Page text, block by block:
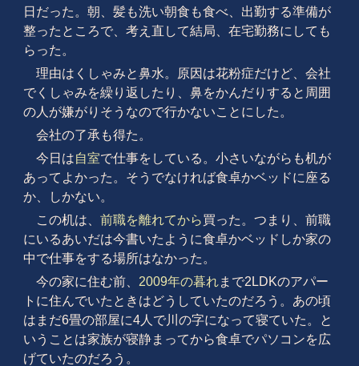
日だった。朝、髪も洗い朝食も食べ、出勤する準備が
整ったところで、考え直して結局、在宅勤務にしても
らった。
理由はくしゃみと鼻水。原因は花粉症だけど、会社
でくしゃみを繰り返したり、鼻をかんだりすると周囲
の人が嫌がりそうなので行かないことにした。
会社の了承も得た。
今日は自室で仕事をしている。小さいながらも机が
あってよかった。そうでなければ食卓かベッドに座る
か、しかない。
この机は、 前職を離れてから買った。つまり、前職
にいるあいだは今書いたように食卓かベッドしか家の
中で仕事をする場所はなかった。
今の家に住む前、 2009年の暮れまで2LDKのアパー
トに住んでいたときはどうしていたのだろう。あの頃
はまだ6畳の部屋に4人で川の字になって寝ていた。と
いうことは家族が寝静まってから食卓でパソコンを広
げていたのだろう。